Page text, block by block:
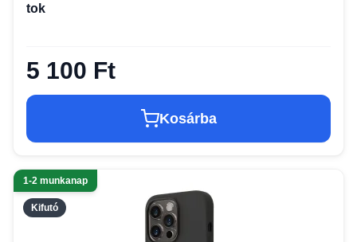
tok
5 100 Ft
Kosárba
Kifutó
1-2 munkanap